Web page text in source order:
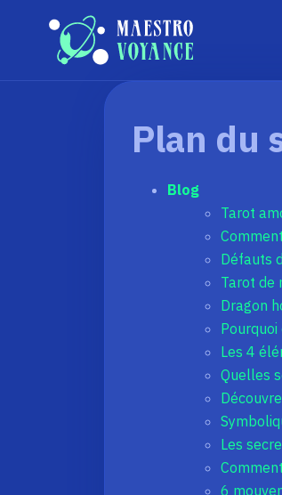
Plan du
Blog
Tarot
Défauts
Tarot de
Dragon
Les 4
Quelles
Les
6